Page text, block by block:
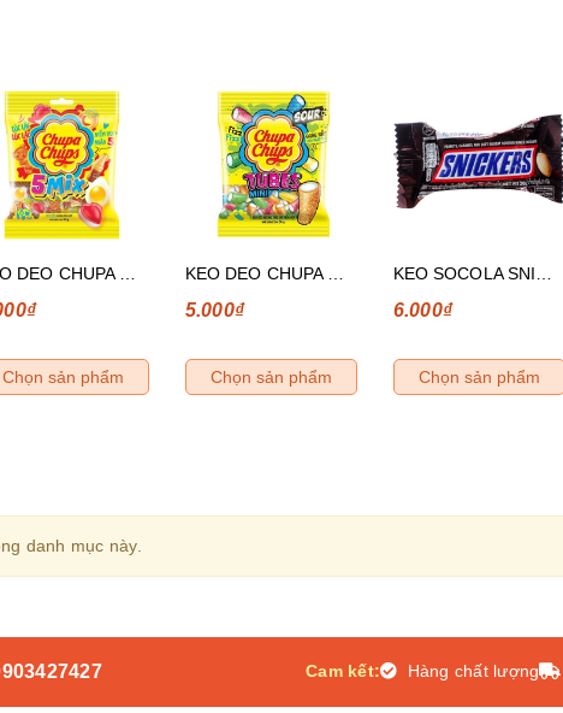
Chọn sản phẩm
5.000₫
Chọn sản phẩm
6.000₫
Chọn sản phẩm
danh mục này.
Cam kết: Hàng chất lượng